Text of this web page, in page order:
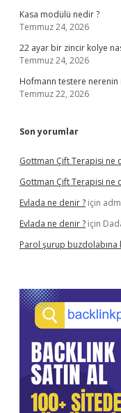
Kasa modülü nedir ?
Temmuz 24, 2026
22 ayar bir zincir kolye
Temmuz 24, 2026
Hofmann testere nerenin
Temmuz 22, 2026
Son yorumlar
Gottman Çift Terapisi ne
Gottman Çift Terapisi ne
Evlada ne denir ? için
Evlada ne denir ? için
Parol şurup buzdolabına